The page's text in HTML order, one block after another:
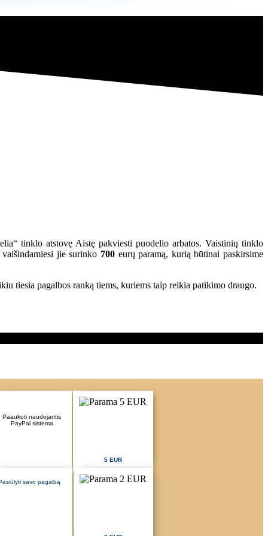
tinklo atstovę Aistę pakviesti puodelio arbatos. Vaistinių tinklo
jie surinko 700 eurų paramą, kurią būtinai paskirsime
tiesia pagalbos ranką tiems, kuriems taip reikia patikimo draugo.
Paaukoti naudojantis
PayPal sistema
5 EUR
savo pagalbą